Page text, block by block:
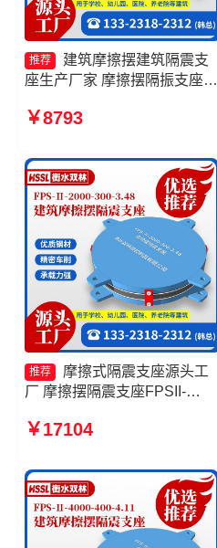
推荐
建筑摩擦摆建筑隔震支
座生产厂家 摩擦摆隔振支座生
厂家一套生产厂家 摩擦摆隔震
产厂家
￥8793
推荐
摩擦式隔震支座源头工
厂 摩擦摆隔震支座FPSII-
座FBD厂家 摩擦摆隔震支座
家
￥17104